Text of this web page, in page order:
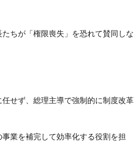
ちが「権限喪失」を恐れて賛同しな
せず、総理主導で強制的に制度改革
業を補完して効率化する役割を担